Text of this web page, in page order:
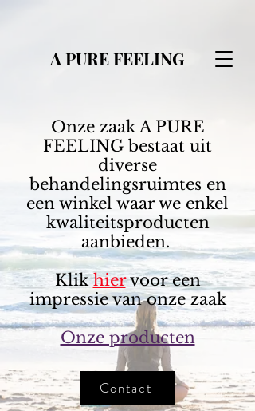
A PURE FEELING
Onze zaak A PURE
FEELING bestaat uit
diverse
behandelingsruimtes en
een winkel waar we enkel
kwaliteitsproducten
aanbieden.
Klikhiervoor een
impressie van onze zaak
Onze producten
Contact